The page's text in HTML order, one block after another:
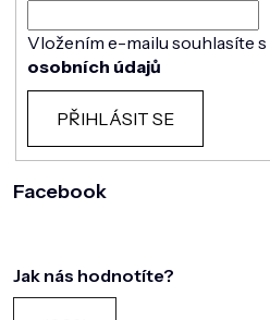
Vložením e-mailu souhlasíte s
osobních údajů
PŘIHLÁSIT SE
Facebook
Jak nás hodnotíte?